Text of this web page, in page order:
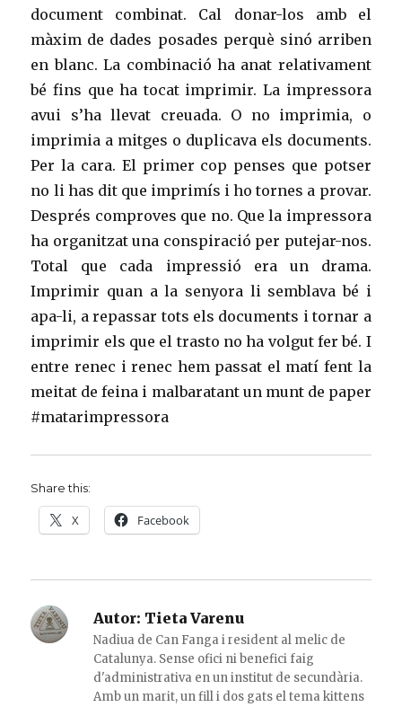
document combinat. Cal donar-los amb el
màxim de dades posades perquè sinó arriben
en blanc. La combinació ha anat relativament
bé fins que ha tocat imprimir. La impressora
avui s’ha llevat creuada. O no imprimia, o
imprimia a mitges o duplicava els documents.
Per la cara. El primer cop penses que potser
no li has dit que imprimís i ho tornes a provar.
Després comproves que no. Que la impressora
ha organitzat una conspiració per putejar-nos.
Total que cada impressió era un drama.
Imprimir quan a la senyora li semblava bé i
apa-li, a repassar tots els documents i tornar a
imprimir els que el trasto no ha volgut fer bé. I
entre renec i renec hem passat el matí fent la
meitat de feina i malbaratant un munt de paper
#matarimpressora
Share this:
X Facebook
Autor: Tieta Varenu
Nadiua de Can Fanga i resident al melic de
Catalunya. Sense ofici ni benefici faig
d'administrativa en un institut de secundària.
Amb un marit, un fill i dos gats el tema kittens